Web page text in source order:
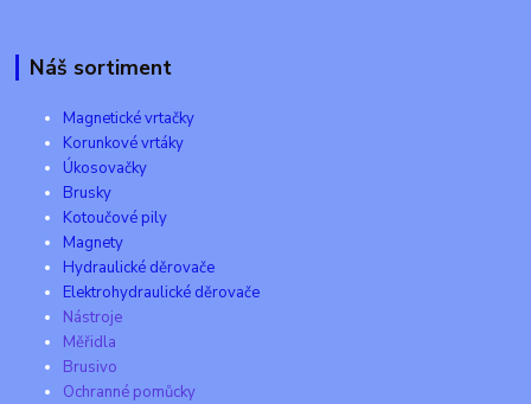
Náš sortiment
Magnetické vrtačky
Korunkové vrtáky
Úkosovačky
Brusky
Kotoučové pily
Magnety
Hydraulické děrovače
Elektrohydraulické děrovače
Nástroje
Měřidla
Brusivo
Ochranné pomůcky